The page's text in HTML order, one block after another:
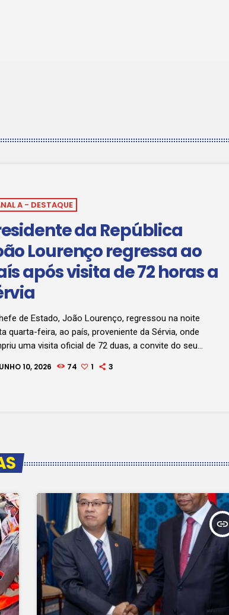
A - DESTAQUE
da República
Lourenço regressa ao
após visita de 72 horas a
de Estado, João Lourenço, regressou na noite
quarta-feira, ao país, proveniente da Sérvia, onde
uma visita oficial de 72 duas, a convite do seu
10, 2026 74 1 3
insert_link